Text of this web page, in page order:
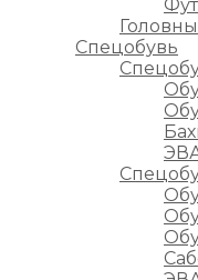
Спецобувь